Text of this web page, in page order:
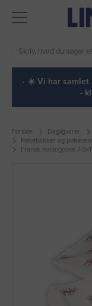
· ☀️ Vi har samlet
-
Forside Dagligvarer
Pølsebakker og
Fransk hotdogpose 7/